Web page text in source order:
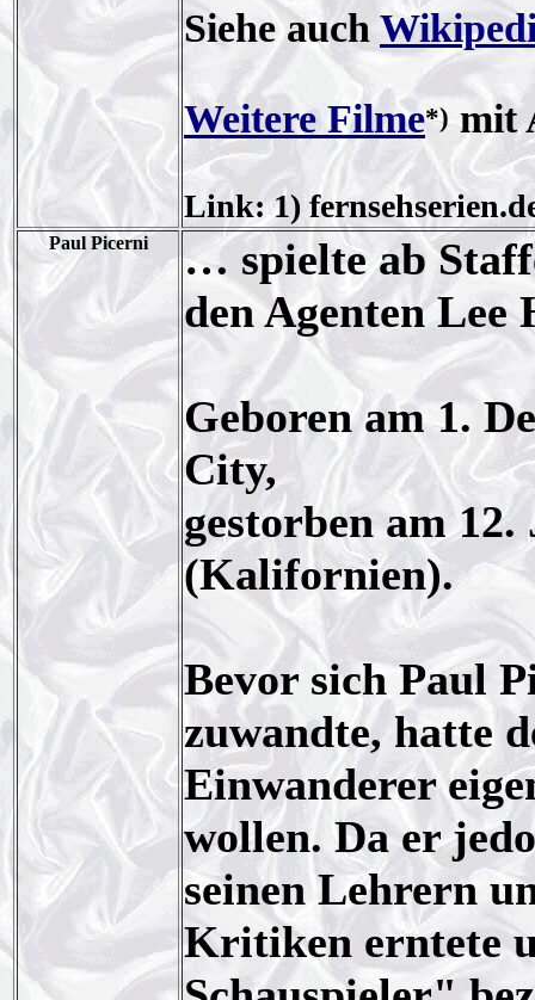
Siehe auch
Weitere Filme*) mit
Link: 1)
Paul Picerni
… spielte ab
den Agenten Lee
Geboren am 1.
City,
gestorben am
(Kalifornien).
Bevor sich Paul
zuwandte, hatte
Einwanderer
wollen. Da er
seinen Lehrern
Kritiken erntete